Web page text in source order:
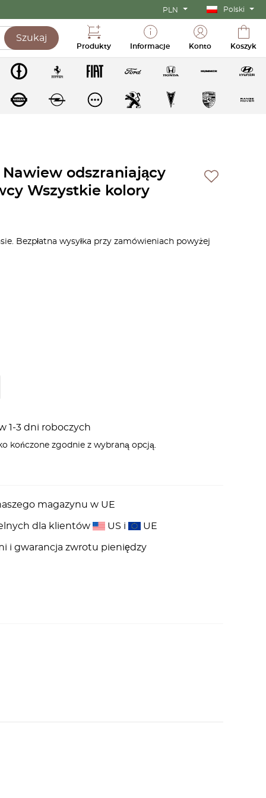
PLN Polski
Szukaj
Produkty Informacje Konto Koszyk
Nawiew odszraniający
Wszystkie kolory
Bezpłatna wysyłka przy zamówieniach powyżej
1-3 dni roboczych
kończone zgodnie z wybraną opcją.
magazynu w UE
dla klientów US i UE
i gwarancja zwrotu pieniędzy